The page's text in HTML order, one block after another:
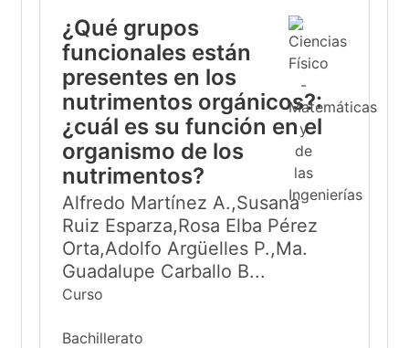
¿Qué grupos
funcionales están
presentes en los
nutrimentos orgánicos?:
¿cuál es su función en el
organismo de los
nutrimentos?
Alfredo Martínez A.,Susana
Ruiz Esparza,Rosa Elba Pérez
Orta,Adolfo Argüelles P.,Ma.
Guadalupe Carballo B...
Curso
Bachillerato